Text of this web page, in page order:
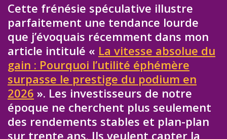
Cette frénésie spéculative illustre
parfaitement une tendance lourde
que j’évoquais récemment dans mon
article intitulé « La vitesse absolue du
gain : Pourquoi l’utilité éphémère
surpasse le prestige du podium en
2026 ». Les investisseurs de notre
époque ne cherchent plus seulement
des rendements stables et plan-plan
sur trente ans. Ils veulent capter la